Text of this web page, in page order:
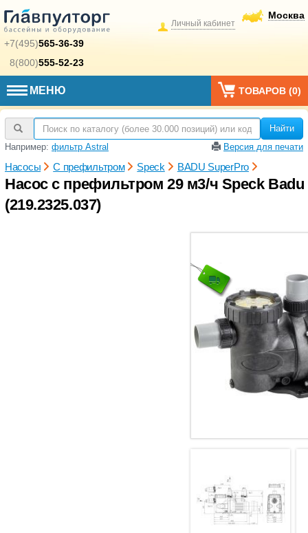
+7(495)565-36-39
8(800)555-52-23
Москва
Личный кабинет
МЕНЮ ТОВАРОВ (0)
Найти
Например: фильтр Astral Версия для печати
Насосы С префильтром Speck BADU SuperPro
Насос с префильтром 29 м3/ч Speck Badu
(219.2325.037)